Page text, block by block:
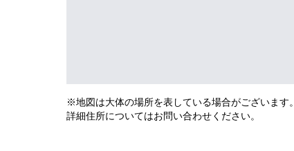
※地図は大体の場所を表している場合がございます。
詳細住所についてはお問い合わせください。